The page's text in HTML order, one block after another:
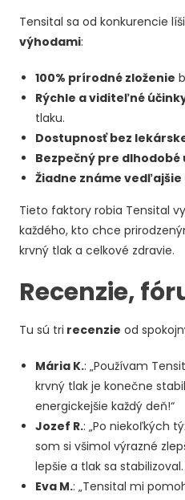
Tensital sa od konkurencie
výhodami:
100% prírodné zloženie
Rýchle a viditeľné
tlaku.
Dostupnosť bez
Bezpečný pre dlhodobé
Žiadne známe vedľajšie
Tieto faktory robia Tensital
každého, kto chce
krvný tlak a celkové zdravie.
Recenzie,
Tu sú tri recenzie od
Mária K.: „Používam
krvný tlak je konečne
energickejšie každý deň!“
Jozef R.: „Po niekoľkých
som si všimol výrazné
lepšie a tlak sa
Eva M.: „Tensital mi